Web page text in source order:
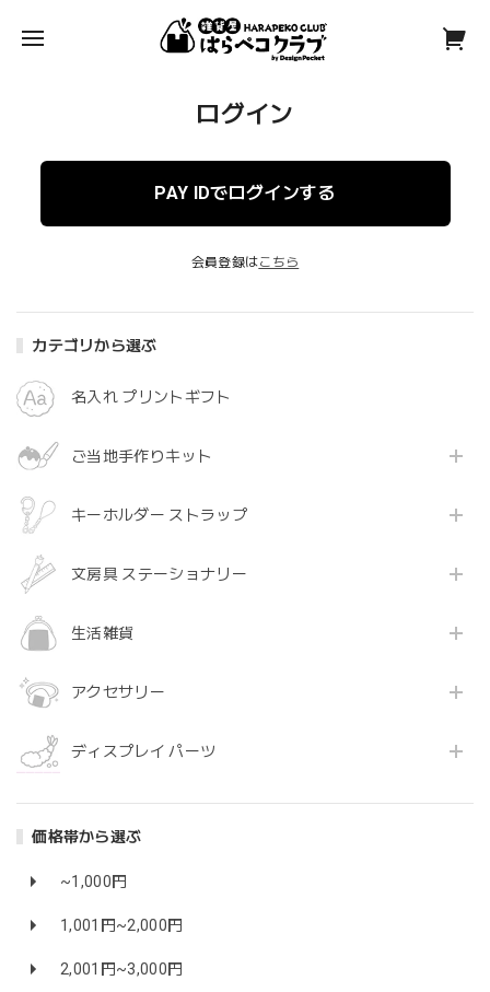
カテゴリから選ぶ
名入れ プリントギフト
ご当地手作りキット
キーホルダー ストラップ
文房具 ステーショナリー
生活雑貨
アクセサリー
ディスプレイ パーツ
価格帯から選ぶ
~1,000円
1,001円~2,000円
2,001円~3,000円
ログイン
PAY IDでログインする
会員登録はこちら